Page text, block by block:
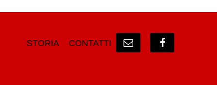
STORIA CONTATTI